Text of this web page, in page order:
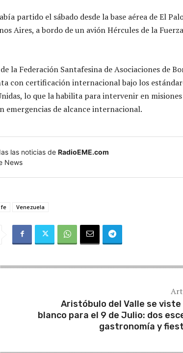
partido el sábado desde la base aérea de El
Aires, a bordo de un avión Hércules de la
la Federación Santafesina de Asociaciones de
con certificación internacional bajo los
lo que la habilita para intervenir en misiones
emergencias de alcance internacional.
las noticias de RadioEME.com
News
fe Venezuela
Aristóbulo del Valle se
blanco para el 9 de Julio: dos
gastronomía y